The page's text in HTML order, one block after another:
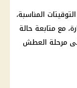
المناسبة،
مع متابعة حالة
مرحلة العطش